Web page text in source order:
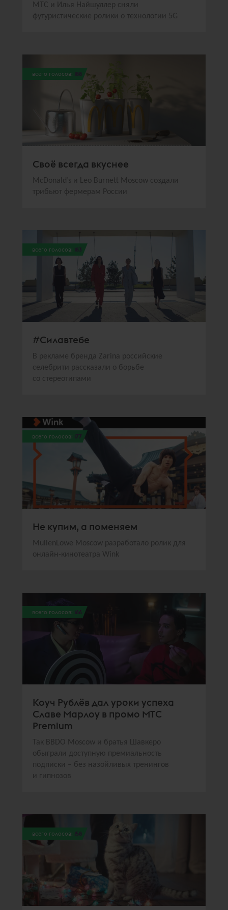
МТС и Илья Найшуллер сняли
футуристические ролики о технологии 5G
всего голосов: 188
Своё всегда вкуснее
McDonald’s и Leo Burnett Moscow создали
трибьют фермерам России
всего голосов: 183
#Силавтебе
В рекламе бренда Zarina российские
селебрити рассказали о борьбе
со стереотипами
всего голосов: 177
Не купим, а поменяем
MullenLowe Moscow разработало ролик для
онлайн-кинотеатра Wink
всего голосов: 166
Коуч Рублёв дал уроки успеха
Славе Марлоу в промо МТС
Premium
Так BBDO Moscow и братья Шавкеро
обыграли доступную премиальность
подписки – без назойливых тренингов
и гипнозов
всего голосов: 158